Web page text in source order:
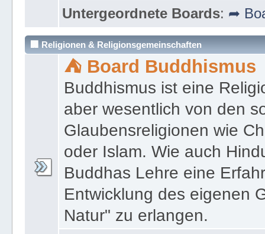
Untergeordnete Boards: ➦
🏢 Religionen & Religionsgemeinschaften
⛺ Board Buddhismus
Buddhismus ist eine
aber wesentlich von den
Glaubensreligionen wie
oder Islam. Wie auch
Buddhas Lehre eine
Entwicklung des eigenen
Natur" zu erlangen.